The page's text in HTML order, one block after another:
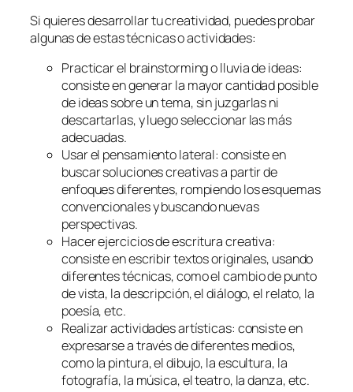
Si quieres desarrollar tu creatividad, puedes probar
algunas de estas técnicas o actividades:
Practicar el brainstorming o lluvia de ideas:
consiste en generar la mayor cantidad posible
de ideas sobre un tema, sin juzgarlas ni
descartarlas, y luego seleccionar las más
adecuadas.
Usar el pensamiento lateral: consiste en
buscar soluciones creativas a partir de
enfoques diferentes, rompiendo los esquemas
convencionales y buscando nuevas
perspectivas.
Hacer ejercicios de escritura creativa:
consiste en escribir textos originales, usando
diferentes técnicas, como el cambio de punto
de vista, la descripción, el diálogo, el relato, la
poesía, etc.
Realizar actividades artísticas: consiste en
expresarse a través de diferentes medios,
como la pintura, el dibujo, la escultura, la
fotografía, la música, el teatro, la danza, etc.